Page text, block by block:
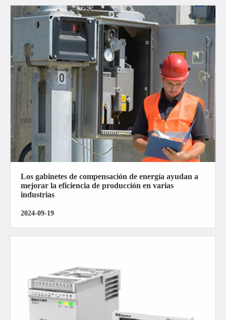
Los gabinetes de compensación de energía ayudan a
mejorar la eficiencia de producción en varias
industrias
2024-09-19